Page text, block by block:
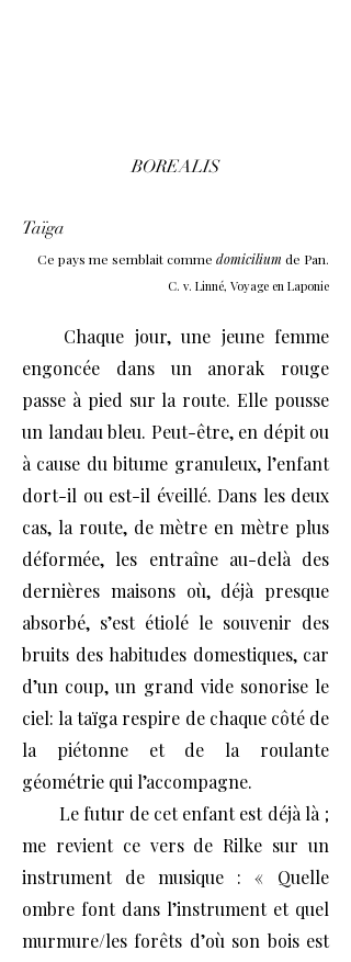
BOREALIS
Taïga
Ce pays me semblait comme domicilium de Pan.
C. v. Linné, Voyage en Laponie
Chaque jour, une jeune femme
engoncée dans un anorak rouge
passe à pied sur la route. Elle pousse
un landau bleu. Peut-être, en dépit ou
à cause du bitume granuleux, l’enfant
dort-il ou est-il éveillé. Dans les deux
cas, la route, de mètre en mètre plus
déformée, les entraîne au-delà des
dernières maisons où, déjà presque
absorbé, s’est étiolé le souvenir des
bruits des habitudes domestiques, car
d’un coup, un grand vide sonorise le
ciel: la taïga respire de chaque côté de
la piétonne et de la roulante
géométrie qui l’accompagne.
Le futur de cet enfant est déjà là ;
me revient ce vers de Rilke sur un
instrument de musique : « Quelle
ombre font dans l’instrument et quel
murmure/les forêts d’où son bois est